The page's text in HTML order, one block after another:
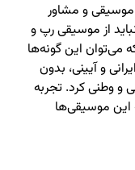
و مشاور
از موسیقی رپ و
می‌توان این گونه‌ها
و آیینی، بدون
و وطنی کرد. تجربه
این موسیقی‌ها